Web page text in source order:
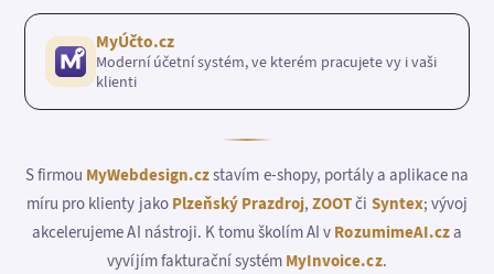
MyÚčto.cz
Moderní účetní systém, ve kterém pracujete vy i vaši
klienti
S firmou MyWebdesign.czstavím e-shopy, portály a aplikace na
míru pro klienty jako Plzeňský Prazdroj,ZOOTči Syntex; vývoj
akcelerujeme AI nástroji. K tomu školím AI v RozumimeAI.cza
vyvíjím fakturační systém MyInvoice.cz.